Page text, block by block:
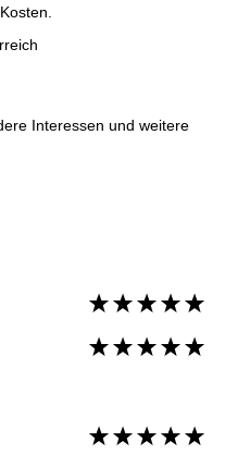
Interessen und weitere